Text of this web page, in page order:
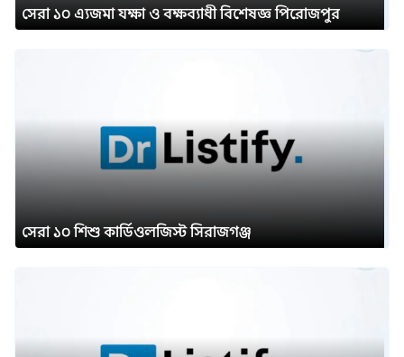
সেরা ১০ এ্যজমা যক্ষা ও বক্ষব্যাধী বিশেষজ্ঞ পিরোজপুর
সেরা ১০ শিশু কার্ডিওলজিস্ট সিরাজগঞ্জ